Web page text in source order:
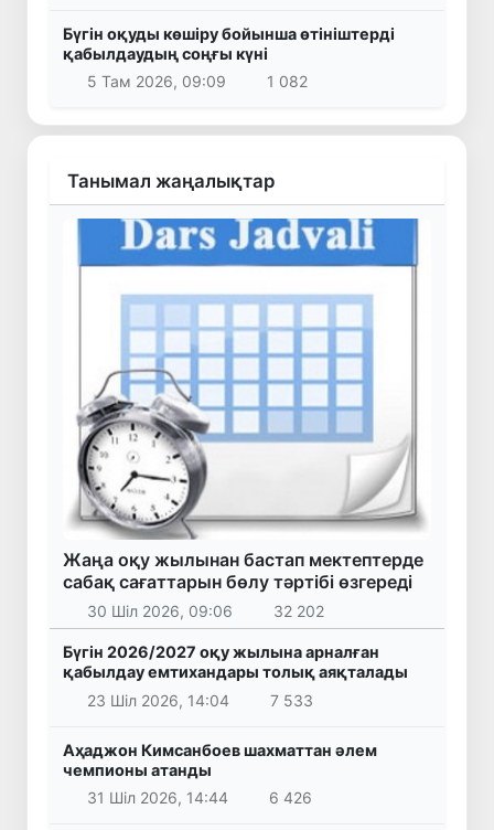
Бүгін оқуды көшіру бойынша өтініштерді
қабылдаудың соңғы күні
5 Там 2026, 09:09
1 082
Танымал жаңалықтар
Жаңа оқу жылынан бастап мектептерде
сабақ сағаттарын бөлу тәртібі өзгереді
30 Шіл 2026, 09:06 32 202
Бүгін 2026/2027 оқу жылына арналған
қабылдау емтихандары толық аяқталады
23 Шіл 2026, 14:04
7 533
Аҳаджон Кимсанбоев шахматтан әлем
чемпионы атанды
31 Шіл 2026, 14:44
6 426